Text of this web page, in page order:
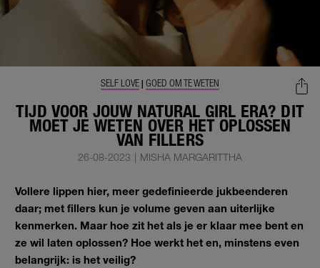
TIJD VOOR JOUW NATURAL GIRL ERA? DIT
MOET JE WETEN OVER HET OPLOSSEN
VAN FILLERS
SELF LOVE | GOED OM TE WETEN
26-08-2023 | MISHA MARGARITTHA
Vollere lippen hier, meer gedefinieerde jukbeenderen
daar; met fillers kun je volume geven aan uiterlijke
kenmerken. Maar hoe zit het als je er klaar mee bent en
ze wil laten oplossen? Hoe werkt het en, minstens even
belangrijk: is het veilig?